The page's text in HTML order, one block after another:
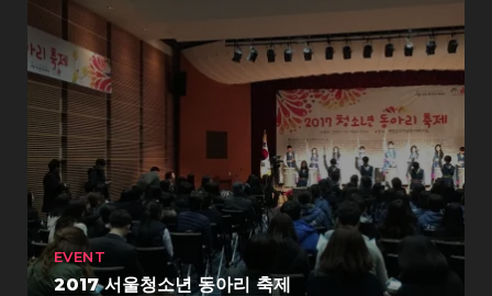
EVENT
2017 서울청소년 동아리 축제